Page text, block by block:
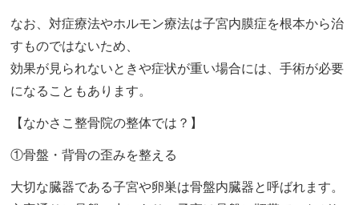
なお、対症療法やホルモン療法は子宮内膜症を根本から治
すものではないため、
効果が見られないときや症状が重い場合には、手術が必要
になることもあります。
【なかさこ整骨院の整体では？】
①骨盤・背骨の歪みを整える
大切な臓器である子宮や卵巣は骨盤内臓器と呼ばれます。